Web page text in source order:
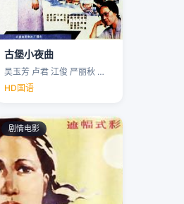
古堡小夜曲
吴玉芳 卢君 江俊 严丽秋 …
HD国语
剧情电影